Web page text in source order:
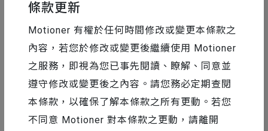
條款更新
Motioner 有權於任何時間修改或變更本條款之
內容，若您於修改或變更後繼續使用 Motioner
之服務，即視為您已事先閱讀、瞭解、同意並
遵守修改或變更後之內容。請您務必定期查閱
本條款，以確保了解本條款之所有更動。若您
不同意 Motioner 對本條款之更動，請離開